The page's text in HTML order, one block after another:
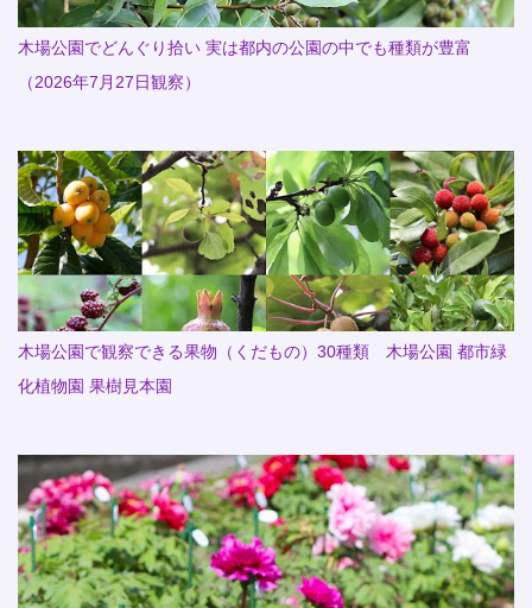
木場公園でどんぐり拾い 実は都内の公園の中でも種類が豊富
（2026年7月27日観察）
木場公園で観察できる果物（くだもの）30種類 木場公園 都市緑
化植物園 果樹見本園